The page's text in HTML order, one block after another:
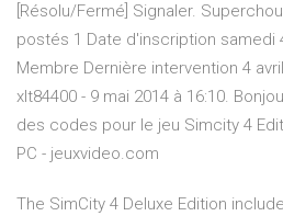
[Résolu/Fermé] Signaler.
postés 1 Date d'inscription samedi
Membre Dernière intervention 4
xlt84400 - 9 mai 2014 à 16:10.
des codes pour le jeu Simcity 4
PC - jeuxvideo.com
The SimCity 4 Deluxe Edition